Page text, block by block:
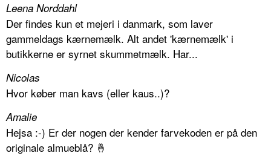
Leena Norddahl
Der findes kun et mejeri i danmark, som laver
gammeldags kærnemælk. Alt andet 'kærnemælk' i
butikkerne er syrnet skummetmælk. Har...
Nicolas
Hvor køber man kavs (eller kaus..)?
Amalie
Hejsa :-) Er der nogen der kender farvekoden er på den
originale almueblå? 🤞